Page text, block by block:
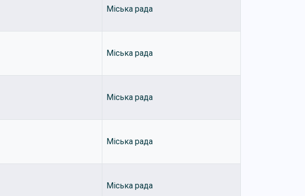
Міська рада
Міська рада
Міська рада
Міська рада
Міська рада